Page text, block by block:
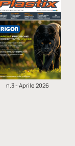
n.3 - Aprile 2026